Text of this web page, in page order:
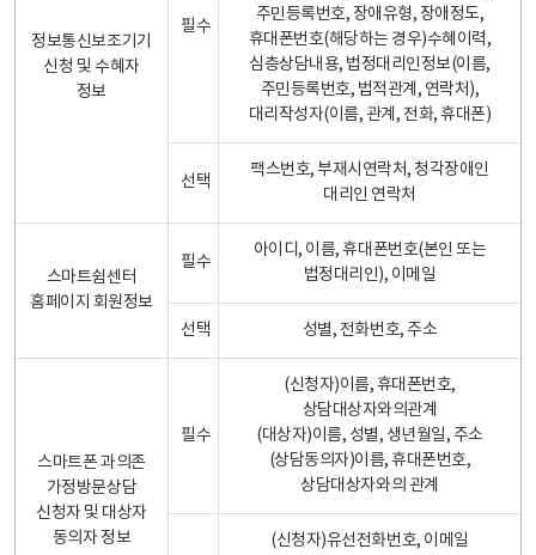
정보통신보조기기
신청 및 수혜자
정보
필수
주민등록번호, 장애유형, 장애정도,
휴대폰번호(해당하는 경우)수혜이력,
심층상담내용, 법정대리인정보(이름,
주민등록번호, 법적관계, 연락처),
대리작성자(이름, 관계, 전화, 휴대폰)
선택
팩스번호, 부재시연락처, 청각장애인
대리인 연락처
스마트쉼센터
홈페이지 회원정보
필수
아이디, 이름, 휴대폰번호(본인 또는
법정대리인), 이메일
선택 성별, 전화번호, 주소
스마트폰 과의존
가정방문상담
신청자 및 대상자
동의자 정보
필수
(신청자)이름, 휴대폰번호,
상담대상자와의관계
(대상자)이름, 성별, 생년월일, 주소
(상담동의자)이름, 휴대폰번호,
상담대상자와의 관계
(신청자)유선전화번호, 이메일